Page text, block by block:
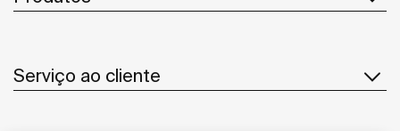
Serviço ao cliente